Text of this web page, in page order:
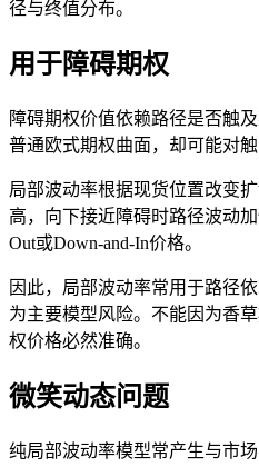
径与终值分布。
用于障碍期权
障碍期权价值依赖路径是否触
普通欧式期权曲面，却可能对
局部波动率根据现货位置改变
高，向下接近障碍时路径波动
Out或Down-and-In价格。
因此，局部波动率常用于路径
为主要模型风险。不能因为香
权价格必然准确。
微笑动态问题
纯局部波动率模型常产生与市